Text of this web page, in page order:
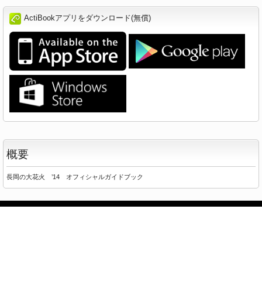
ActiBookアプリをダウンロード(無償)
概要
長岡の大花火 ’14 オフィシャルガイドブック